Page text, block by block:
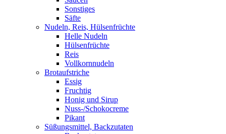
Sonstiges
Säfte
Nudeln, Reis, Hülsenfrüchte
Helle Nudeln
Hülsenfrüchte
Reis
Vollkornnudeln
Brotaufstriche
Essig
Fruchtig
Honig und Sirup
Nuss-/Schokocreme
Pikant
Süßungsmittel, Backzutaten